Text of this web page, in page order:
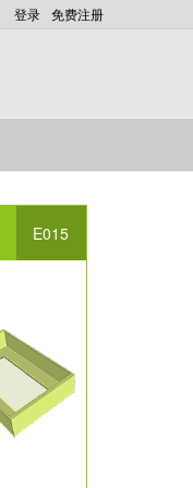
免费注册
登录
E015